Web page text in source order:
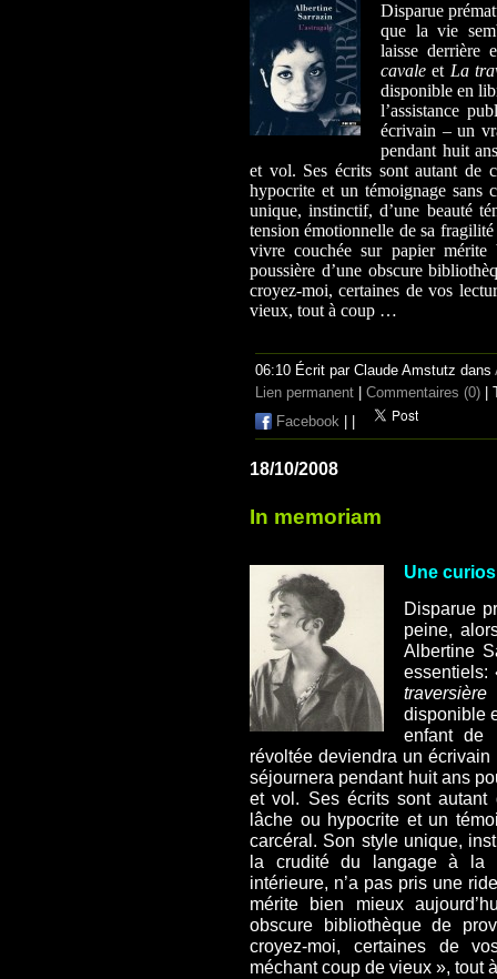
Disparue
que la vie
laisse derrière
cavale et La
disponible en
l’assistance
écrivain – un
pendant huit
et vol. Ses écrits sont autant de
hypocrite et un témoignage sans
unique, instinctif, d’une beauté
tension émotionnelle de sa
vivre couchée sur papier mérite
poussière d’une obscure
croyez-moi, certaines de vos
vieux, tout à coup …
06:10 Écrit par Claude Amstutz dans
Lien permanent
Commentaires (0) |
Facebook
18/10/2008
In memoriam
Une
Disparue
peine,
Albertine
essentiels:
traversière
disponible
enfant de
révoltée deviendra un
séjournera pendant huit ans
et vol. Ses écrits sont
lâche ou hypocrite et un
carcéral. Son style unique,
la crudité du langage à la
intérieure, n’a pas pris une
mérite bien mieux
obscure bibliothèque de
croyez-moi, certaines de
méchant coup de vieux », tout